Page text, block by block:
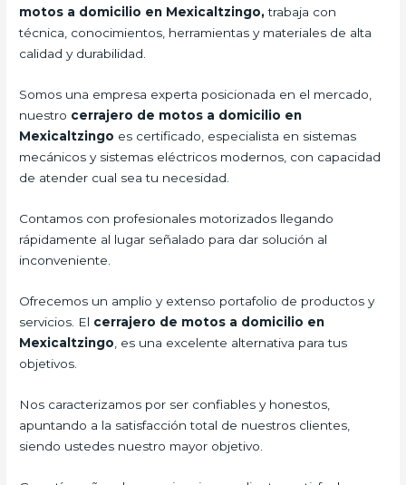
motos a domicilio en Mexicaltzingo,trabaja con
técnica, conocimientos, herramientas y materiales de alta
calidad y durabilidad.
Somos una empresa experta posicionada en el mercado,
nuestro cerrajero de motos a domicilio en
Mexicaltzingo es certificado, especialista en sistemas
mecánicos y sistemas eléctricos modernos, con capacidad
de atender cual sea tu necesidad.
Contamos con profesionales motorizados llegando
rápidamente al lugar señalado para dar solución al
inconveniente.
Ofrecemos un amplio y extenso portafolio de productos y
servicios. El cerrajero de motos a domicilio en
Mexicaltzingo , es una excelente alternativa para tus
objetivos.
Nos caracterizamos por ser confiables y honestos,
apuntando a la satisfacción total de nuestros clientes,
siendo ustedes nuestro mayor objetivo.